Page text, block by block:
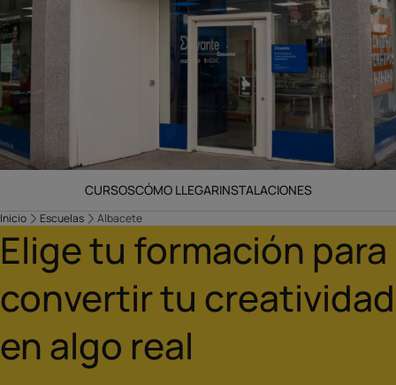
CURSOSCÓMO LLEGARINSTALACIONES
Inicio Escuelas Albacete
Elige tu formación para
convertir tu creatividad
en algo real